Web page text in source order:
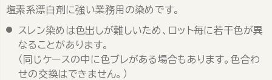
塩素系漂白剤に強い業務用の染めです。
スレン染めは色出しが難しいため、ロット毎に若干色が異
なることがあります。
（同じケースの中に色ブレがある場合もあります。色合わ
せの交換はできません。）